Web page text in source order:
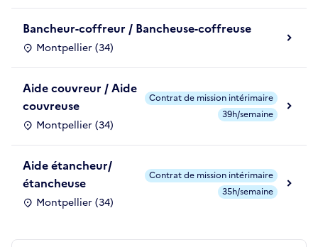
Bancheur-coffreur / Bancheuse-coffreuse
Montpellier (34)
Aide couvreur / Aide
couvreuse
Montpellier (34)
Contrat de mission intérimaire
39h/semaine
Aide étancheur/
étancheuse
Montpellier (34)
Contrat de mission intérimaire
35h/semaine